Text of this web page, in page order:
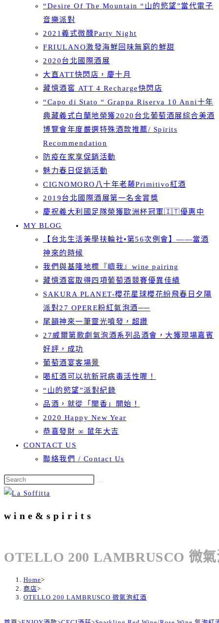
“Desire Of The Mountain “山的慾望”當代電子
音樂派對
2021義式微醺Party Night
FRIULANO激發海鮮回味無窮的鮮甜
2020台北國際酒展
大直ATT快閃店，慶十月
藏憶酒窖 ATT 4 Recharge快閃店
“Capo di Stato “ Grappa Riserva 10 Anni十年
典藏義式白蘭地榮獲2020台北葡萄酒展綜合美酒
博覽會年度嚴選特殊酒款推薦/ Spirits
Recommendation
防疫在家享促銷活動
魅力春日促銷活動
CIGNOMORO八十年老藤Primitivo紅酒
2019台北國際酒展第一名金賞獎
慶祝義大利國足隊榮獲歐洲杯冠軍🇮🇹優惠中
MY BLOG
【台北生活美學扶輪社•第56次例會】——當酒
神來的時候
我們與基隆地標『嶼我』wine pairing
藏憶酒窖取得四項葡萄酒競賽優異佳績
SAKURA PLANET-櫻花星球櫻花紛飛春日夕陽
派對27 OPERE粉紅氣泡酒──
尾韻神來一筆靈光噴發，超讚
27威爾第歌劇氣泡酒系列品酒會，大獲現場嘉賓
好評，成功
葡萄酒宴客場景
喝紅酒可以抗新冠病毒活性喔！
“山的慾望”派對紀錄
品酒，就從「聞香」開始！
2020 Happy New Year
恭喜發財 ∞ 鼠年大吉
CONTACT US
聯絡我們 / Contact Us
wine&spirits
OTELLO 200 LAMBRUSCO 微
Home>
商店>
OTELLO 200 LAMBRUSCO 微氣泡紅酒